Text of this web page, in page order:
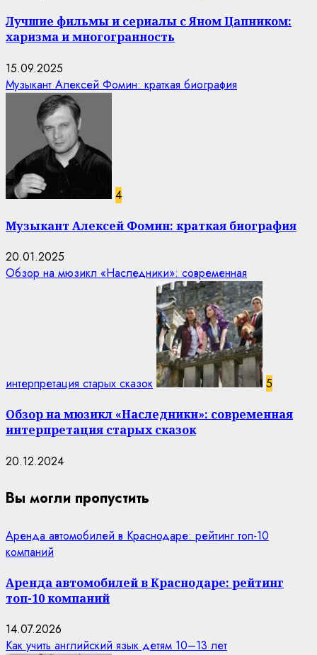
Лучшие фильмы и сериалы с Яном Цапником:
харизма и многогранность
15.09.2025
Музыкант Алексей Фомин: краткая биография
4
Музыкант Алексей Фомин: краткая биография
20.01.2025
Обзор на мюзикл «Наследники»: современная
интерпретация старых сказок 5
Обзор на мюзикл «Наследники»: современная
интерпретация старых сказок
20.12.2024
Вы могли пропустить
Аренда автомобилей в Краснодаре: рейтинг топ-10
компаний
Аренда автомобилей в Краснодаре: рейтинг
топ-10 компаний
14.07.2026
Как учить английский язык детям 10–13 лет